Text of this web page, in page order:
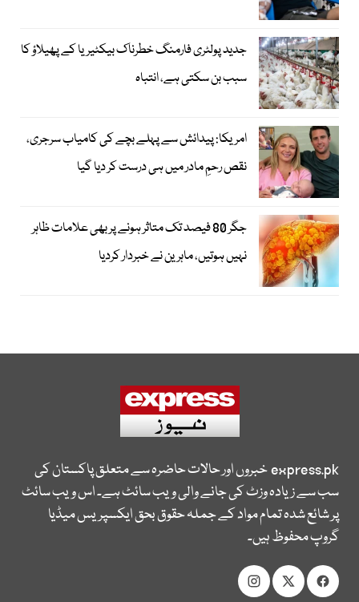
جدید پولٹری فارمنگ خطرناک بیکٹیریا کے پھیلاؤ کا
سبب بن سکتی ہے، انتباہ
امریکا: پیدائش سے پہلے بچے کی کامیاب سرجری،
نقص رحمِ مادر میں ہی درست کر دیا گیا
جگر 80 فیصد تک متاثر ہونے پر بھی علامات ظاہر
نہیں ہوتیں، ماہرین نے خبردار کردیا
express.pkخبروں اور حالات حاضرہ سے متعلق پاکستان کی
سب سے زیادہ وزٹ کی جانے والی ویب سائٹ ہے۔ اس ویب سائٹ
پر شائع شدہ تمام مواد کے جملہ حقوق بحق ایکسپریس میڈیا
گروپ محفوظ ہیں۔